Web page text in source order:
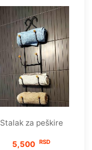
Stalak za peškire
5,500 RSD